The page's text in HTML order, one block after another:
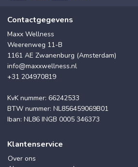
Contactgegevens
Maxx Wellness
Weerenweg 11-B
1161 AE Zwanenburg (Amsterdam)
info@maxxwellness.nl
+31 204970819
KvK nummer: 66242533
BTW nummer: NL856459069B01
Iban: NL86 INGB 0005 346373
Klantenservice
Over ons